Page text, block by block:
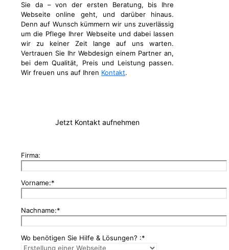
Sie da – von der ersten Beratung, bis Ihre
Webseite online geht, und darüber hinaus.
Denn auf Wunsch kümmern wir uns zuverlässig
um die Pflege Ihrer Webseite und dabei lassen
wir zu keiner Zeit lange auf uns warten.
Vertrauen Sie Ihr Webdesign einem Partner an,
bei dem Qualität, Preis und Leistung passen.
Wir freuen uns auf Ihren Kontakt.
Jetzt Kontakt aufnehmen
Firma:
Vorname:*
Nachname:*
Wo benötigen Sie Hilfe & Lösungen? :*